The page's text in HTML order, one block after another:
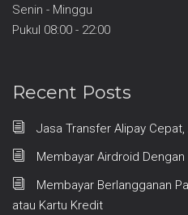
Senin - Minggu
Pukul 08:00 - 22:00
Recent Posts
Jasa Transfer Alipay Cepat,
Membayar Airdroid
Membayar Berlangganan
atau Kartu Kredit